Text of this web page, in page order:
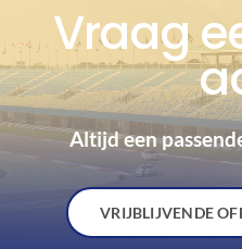
Vraag
Altijd een
VRIJBLIJVENDE